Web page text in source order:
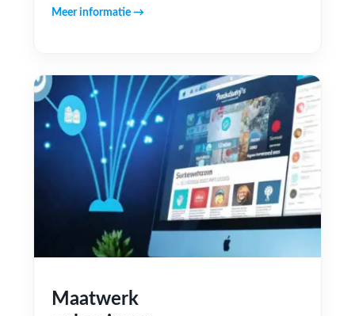
Meer informatie →
Maatwerk